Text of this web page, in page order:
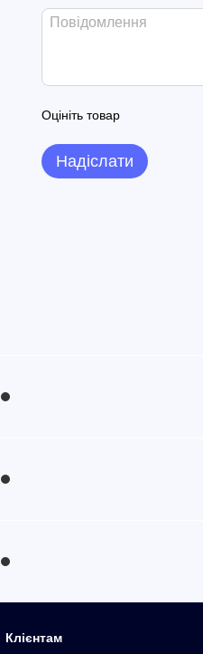
Оцініть товар
Надіслати
Клієнтам